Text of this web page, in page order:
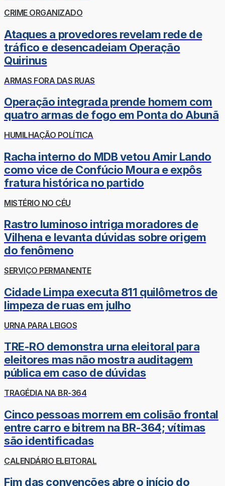
CRIME ORGANIZADO
Ataques a provedores revelam rede de
tráfico e desencadeiam Operação
Quirinus
ARMAS FORA DAS RUAS
Operação integrada prende homem com
quatro armas de fogo em Ponta do Abunã
HUMILHAÇÃO POLÍTICA
Racha interno do MDB vetou Amir Lando
como vice de Confúcio Moura e expôs
fratura histórica no partido
MISTÉRIO NO CÉU
Rastro luminoso intriga moradores de
Vilhena e levanta dúvidas sobre origem
do fenômeno
SERVIÇO PERMANENTE
Cidade Limpa executa 811 quilômetros de
limpeza de ruas em julho
URNA PARA LEIGOS
TRE-RO demonstra urna eleitoral para
eleitores mas não mostra auditagem
pública em caso de dúvidas
TRAGÉDIA NA BR-364
Cinco pessoas morrem em colisão frontal
entre carro e bitrem na BR-364; vítimas
são identificadas
CALENDÁRIO ELEITORAL
Fim das convenções abre o início do